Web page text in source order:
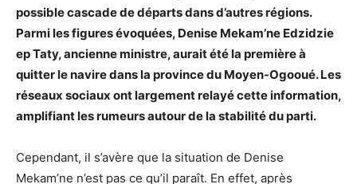
possible cascade de départs dans d’autres régions.
Parmi les figures évoquées, Denise Mekam’ne Edzidzie
ep Taty, ancienne ministre, aurait été la première à
quitter le navire dans la province du Moyen-Ogooué. Les
réseaux sociaux ont largement relayé cette information,
amplifiant les rumeurs autour de la stabilité du parti.
Cependant, il s’avère que la situation de Denise
Mekam’ne n’est pas ce qu’il paraît. En effet, après